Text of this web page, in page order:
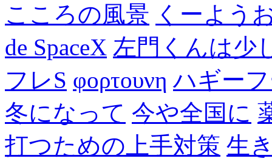
こころの風景 くーよう
de SpaceX 左門くんは少
フレS φορτουνη ハギー
冬になって 今や全国に
打つための上手対策 生